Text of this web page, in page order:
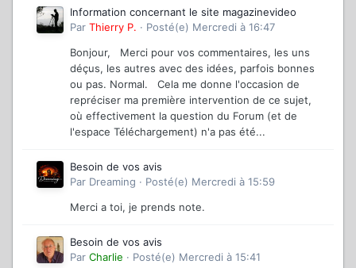
Information concernant le site magazinevideo
Par Thierry P. · Posté(e) Mercredi à 16:47
Bonjour, Merci pour vos commentaires, les uns
déçus, les autres avec des idées, parfois bonnes
ou pas. Normal. Cela me donne l'occasion de
repréciser ma première intervention de ce sujet,
où effectivement la question du Forum (et de
l'espace Téléchargement) n'a pas été...
Besoin de vos avis
Par Dreaming · Posté(e) Mercredi à 15:59
Merci a toi, je prends note.
Besoin de vos avis
Par Charlie · Posté(e) Mercredi à 15:41